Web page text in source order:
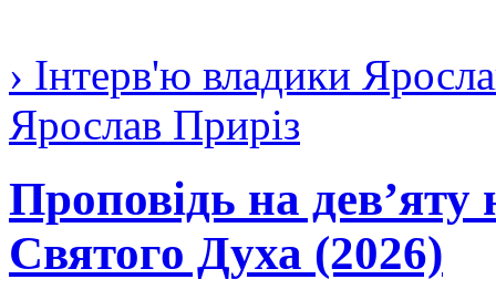
› Інтерв'ю владики
Ярослав Приріз
Проповідь на дев’яту
Святого Духа (2026)